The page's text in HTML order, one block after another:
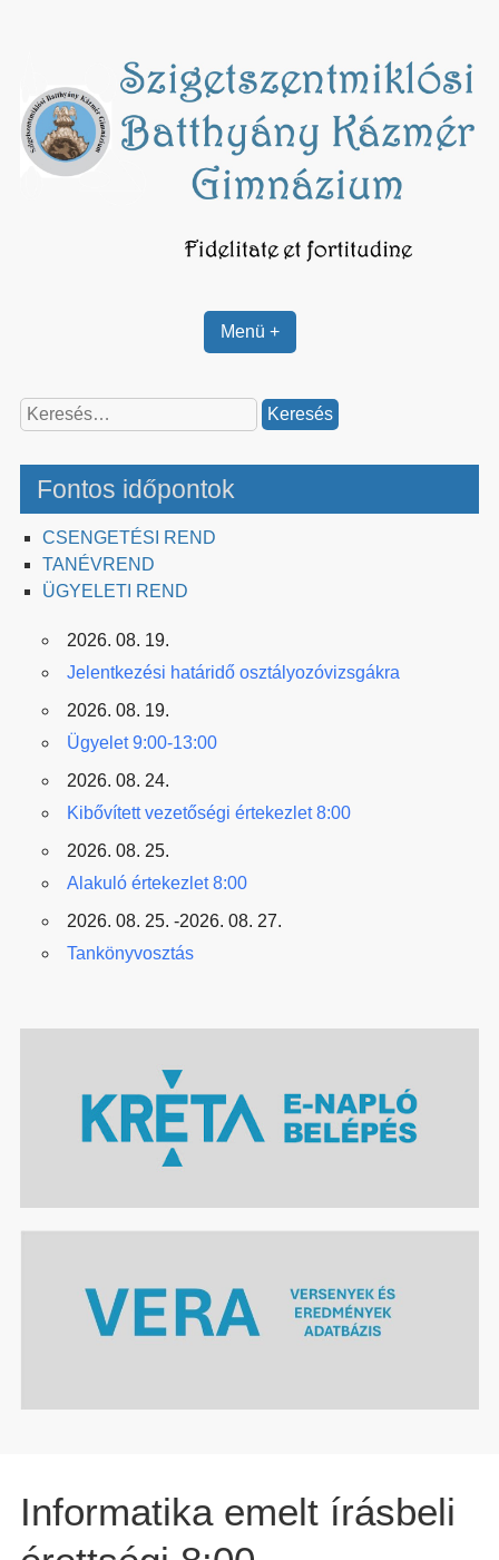
Menü +
Keresés:
Fontos időpontok
CSENGETÉSI REND
TANÉVREND
ÜGYELETI REND
2026. 08. 19.
Jelentkezési határidő osztályozóvizsgákra
2026. 08. 19.
Ügyelet 9:00-13:00
2026. 08. 24.
Kibővített vezetőségi értekezlet 8:00
2026. 08. 25.
Alakuló értekezlet 8:00
2026. 08. 25. -2026. 08. 27.
Tankönyvosztás
Informatika emelt írásbeli